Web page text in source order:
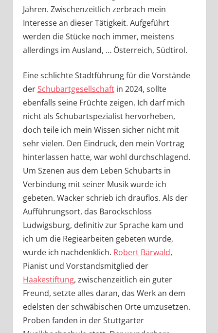
Jahren. Zwischenzeitlich zerbrach mein
Interesse an dieser Tätigkeit. Aufgeführt
werden die Stücke noch immer, meistens
allerdings im Ausland, … Österreich, Südtirol.
Eine schlichte Stadtführung für die Vorstände
derSchubartgesellschaftin 2024, sollte
ebenfalls seine Früchte zeigen. Ich darf mich
nicht als Schubartspezialist hervorheben,
doch teile ich mein Wissen sicher nicht mit
sehr vielen. Den Eindruck, den mein Vortrag
hinterlassen hatte, war wohl durchschlagend.
Um Szenen aus dem Leben Schubarts in
Verbindung mit seiner Musik wurde ich
gebeten. Wacker schrieb ich drauflos. Als der
Aufführungsort, das Barockschloss
Ludwigsburg, definitiv zur Sprache kam und
ich um die Regiearbeiten gebeten wurde,
wurde ich nachdenklich. Robert Bärwald,
Pianist und Vorstandsmitglied der
Haakestiftung, zwischenzeitlich ein guter
Freund, setzte alles daran, das Werk an dem
edelsten der schwäbischen Orte umzusetzen.
Proben fanden in der Stuttgarter